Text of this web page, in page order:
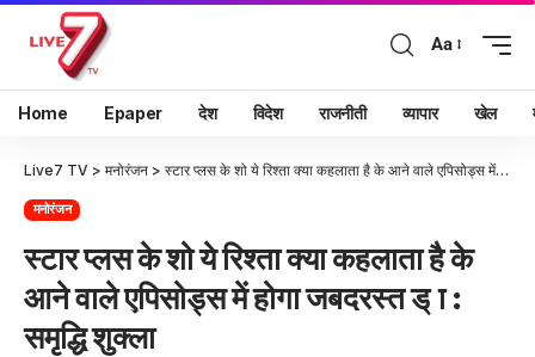
Aa
Home Epaper देश विदेश राजनीती व्यापार खेल
Live7 TV > मनोरंजन > स्टार प्लस के शो ये रिश्ता क्या कहलाता है के आने वाले एपिसोड्स में होगा जबदरस्त ड् ा : समृद्धि शुक्ला
मनोरंजन
स्टार प्लस के शो ये रिश्ता क्या कहलाता है के
आने वाले एपिसोड्स में होगा जबदरस्त ड् ा :
समृद्धि शुक्ला